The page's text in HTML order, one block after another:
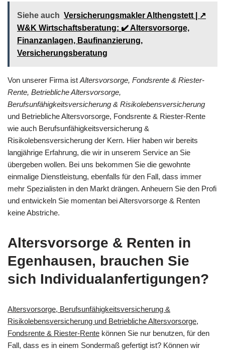
Siehe auch Versicherungsmakler Althengstett | ↗️
W&K Wirtschaftsberatung: ✔️ Altersvorsorge,
Finanzanlagen, Baufinanzierung,
Versicherungsberatung
Von unserer Firma ist Altersvorsorge, Fondsrente & Riester-
Rente, Betriebliche Altersvorsorge,
Berufsunfähigkeitsversicherung & Risikolebensversicherung
und Betriebliche Altersvorsorge, Fondsrente & Riester-Rente
wie auch Berufsunfähigkeitsversicherung &
Risikolebensversicherung der Kern. Hier haben wir bereits
langjährige Erfahrung, die wir in unserem Service an Sie
übergeben wollen. Bei uns bekommen Sie die gewohnte
einmalige Dienstleistung, ebenfalls für den Fall, dass immer
mehr Spezialisten in den Markt drängen. Anheuern Sie den Profi
und entwickeln Sie momentan bei Altersvorsorge & Renten
keine Abstriche.
Altersvorsorge & Renten in
Egenhausen, brauchen Sie
sich Individualanfertigungen?
Altersvorsorge, Berufsunfähigkeitsversicherung &
Risikolebensversicherung und Betriebliche Altersvorsorge,
Fondsrente & Riester-Rente können Sie nur benutzen, für den
Fall, dass es in einem Sondermaß gefertigt ist? Können wir